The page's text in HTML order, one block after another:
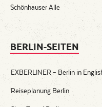
Schönhauser Alle
BERLIN-SEITEN
EXBERLINER – Berlin in
Reiseplanung Berlin